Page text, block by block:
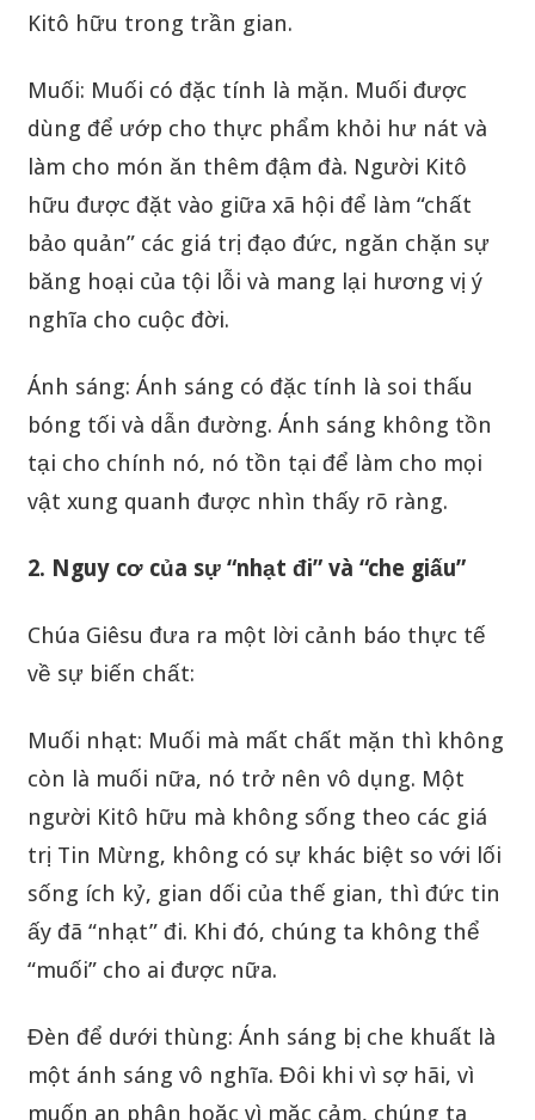
Kitô hữu trong trần gian.
Muối: Muối có đặc tính là mặn. Muối được
dùng để ướp cho thực phẩm khỏi hư nát và
làm cho món ăn thêm đậm đà. Người Kitô
hữu được đặt vào giữa xã hội để làm “chất
bảo quản” các giá trị đạo đức, ngăn chặn sự
băng hoại của tội lỗi và mang lại hương vị ý
nghĩa cho cuộc đời.
Ánh sáng: Ánh sáng có đặc tính là soi thấu
bóng tối và dẫn đường. Ánh sáng không tồn
tại cho chính nó, nó tồn tại để làm cho mọi
vật xung quanh được nhìn thấy rõ ràng.
2. Nguy cơ của sự “nhạt đi” và “che giấu”
Chúa Giêsu đưa ra một lời cảnh báo thực tế
về sự biến chất:
Muối nhạt: Muối mà mất chất mặn thì không
còn là muối nữa, nó trở nên vô dụng. Một
người Kitô hữu mà không sống theo các giá
trị Tin Mừng, không có sự khác biệt so với lối
sống ích kỷ, gian dối của thế gian, thì đức tin
ấy đã “nhạt” đi. Khi đó, chúng ta không thể
“muối” cho ai được nữa.
Đèn để dưới thùng: Ánh sáng bị che khuất là
một ánh sáng vô nghĩa. Đôi khi vì sợ hãi, vì
muốn an phận hoặc vì mặc cảm, chúng ta